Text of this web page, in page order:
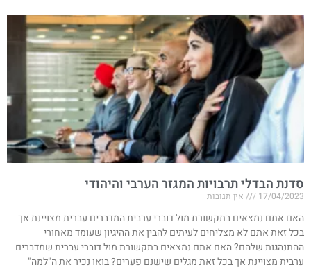
סדנת הבדלי תרבויות המגזר הערבי והיהודי
17/04/2023 אין תגובות
האם אתם נמצאים בתקשורת מול דוברי ערבית המדברים עברית מצויינת אך
בכל זאת אתם לא מצליחים לעיתים להבין את ההיגיון שעומד מאחורי
ההתנהגות שלהם? האם אתם נמצאים בתקשורת מול דוברי עברית שמדברים
ערבית מצויינת אך בכל זאת מגלים שישנם פערים? בואו נכיר את ה"למה"